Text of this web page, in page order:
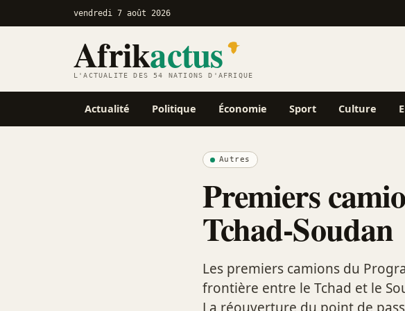
vendredi 7 août 2026
Afrikactus
L'ACTUALITÉ DES 54 NATIONS D'AFRIQUE
Actualité Politique Économie Sport Culture
Autres
Premiers
Tchad-Soudan
Les premiers camions du
frontière entre le Tchad et le